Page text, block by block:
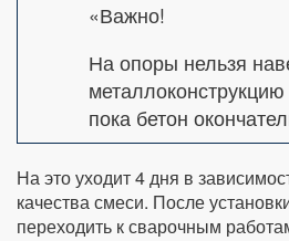
«Важно!
На опоры нельзя
пока бетон
На это уходит 4 дня в
качества смеси. После
переходить к сварочным